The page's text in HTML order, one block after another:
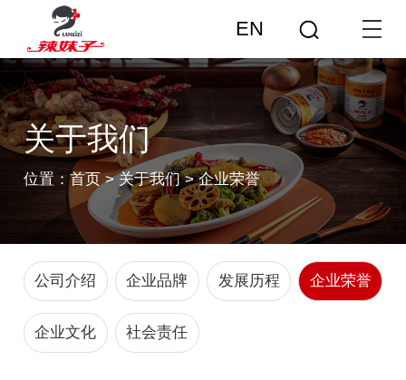
EN
关于我们
位置：首页 >关于我们>企业荣誉
公司介绍 企业品牌 发展历程 企业荣誉
企业文化 社会责任